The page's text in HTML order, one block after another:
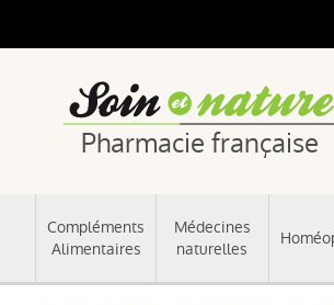
Pharmacie française
Compléments
Alimentaires
Médecines
naturelles